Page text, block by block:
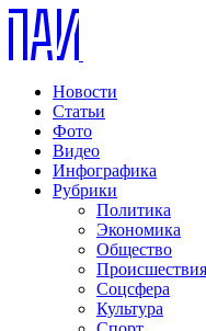
Новости
Статьи
Фото
Видео
Инфографика
Рубрики
Политика
Экономика
Общество
Происшествия
Соцсфера
Культура